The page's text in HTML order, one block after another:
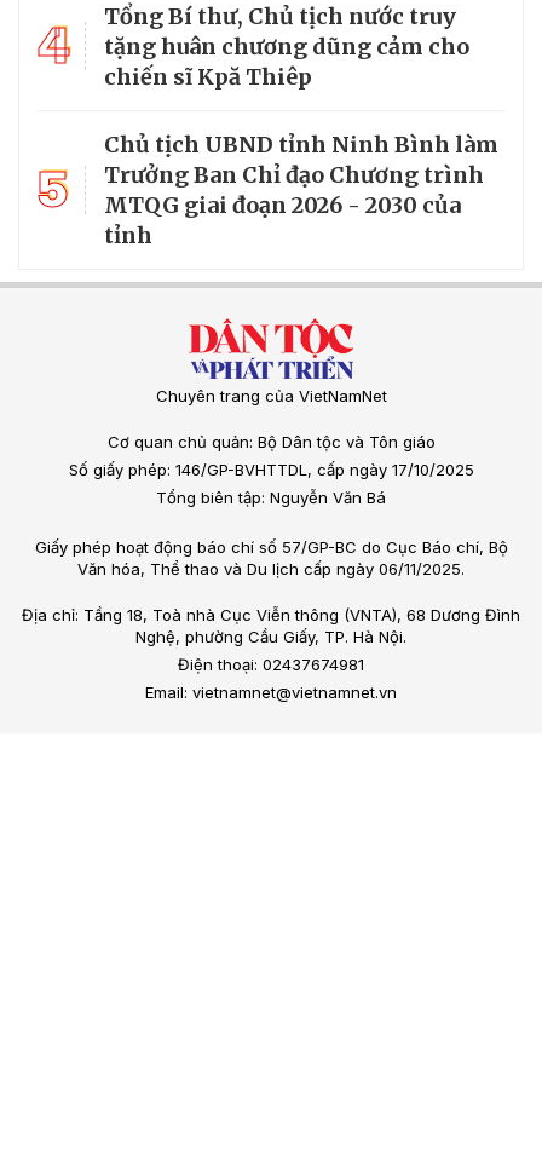
4
Tổng Bí thư, Chủ tịch nước truy
tặng huân chương dũng cảm cho
chiến sĩ Kpă Thiêp
5
Chủ tịch UBND tỉnh Ninh Bình làm
Trưởng Ban Chỉ đạo Chương trình
MTQG giai đoạn 2026 - 2030 của
tỉnh
Chuyên trang của VietNamNet
Cơ quan chủ quản: Bộ Dân tộc và Tôn giáo
Số giấy phép: 146/GP-BVHTTDL, cấp ngày 17/10/2025
Tổng biên tập: Nguyễn Văn Bá
Giấy phép hoạt động báo chí số 57/GP-BC do Cục Báo chí, Bộ
Văn hóa, Thể thao và Du lịch cấp ngày 06/11/2025.
Địa chỉ: Tầng 18, Toà nhà Cục Viễn thông (VNTA), 68 Dương Đình
Nghệ, phường Cầu Giấy, TP. Hà Nội.
Điện thoại: 02437674981
Email: vietnamnet@vietnamnet.vn